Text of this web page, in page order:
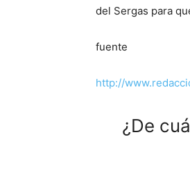
del Sergas para
fuente
http://
¿De